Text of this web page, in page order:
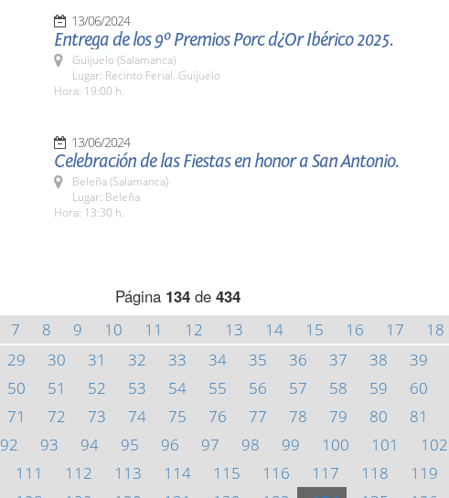
13/06/2024
Entrega de los 9º Premios Porc d¿Or Ibérico 2025.
Guijuelo (Salamanca)
Lugar: Recinto Ferial. Guijuelo
Hora: 19:00 h.
13/06/2024
Celebración de las Fiestas en honor a San Antonio.
Beleña (Salamanca)
Lugar: Beleña
Hora: 13:30 h.
Página 134de 434
7 8 9 10 11 12 13 14 15 16 17 18
29 30 31 32 33 34 35 36 37 38 39
50 51 52 53 54 55 56 57 58 59 60
71 72 73 74 75 76 77 78 79 80 81
92 93 94 95 96 97 98 99 100 101 102
111 112 113 114 115 116 117 118 119